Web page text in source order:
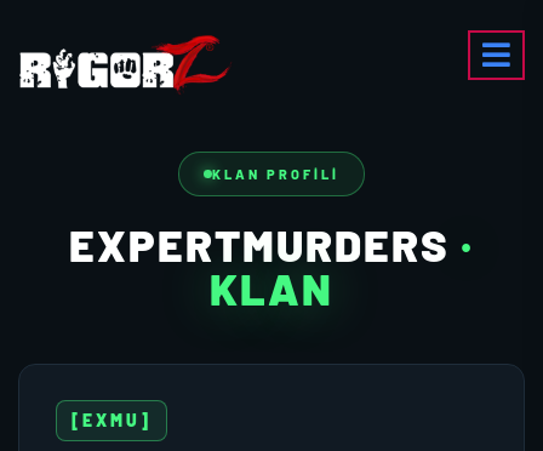
KLAN PROFILI
EXPERTMURDERS ·
KLAN
[EXMU]